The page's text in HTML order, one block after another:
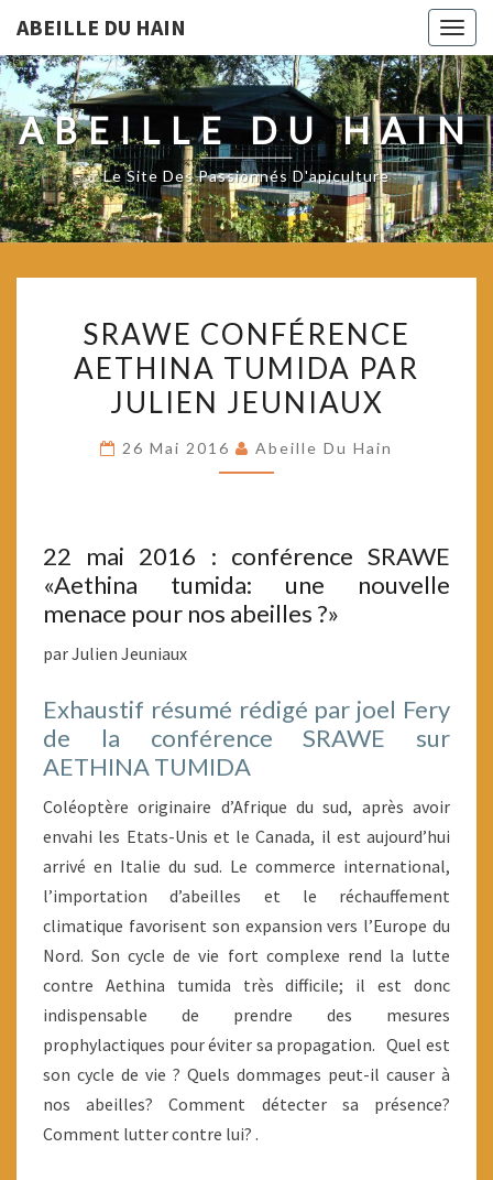
ABEILLE DU HAIN
ABEILLE DU HAIN
Le Site Des Passionnés D'apiculture
CONFÉRENCE
AETHINA
TUMIDA
JULIEN
SRAWE CONFÉRENCE
AETHINA TUMIDA PAR
JULIEN JEUNIAUX
26 Mai 2016 Abeille Du Hain
22 mai 2016 : conférence SRAWE
«Aethina tumida: une nouvelle
menace pour nos abeilles ?»
par Julien Jeuniaux
Exhaustif résumé rédigé par joel Fery
de la conférence SRAWE sur
AETHINA TUMIDA
Coléoptère originaire d’Afrique du sud, après avoir
envahi les Etats-Unis et le Canada, il est aujourd’hui
arrivé en Italie du sud. Le commerce international,
l’importation d’abeilles et le réchauffement
climatique favorisent son expansion vers l’Europe du
Nord. Son cycle de vie fort complexe rend la lutte
contre Aethina tumida très difficile; il est donc
indispensable de prendre des mesures
prophylactiques pour éviter sa propagation. Quel est
son cycle de vie ? Quels dommages peut-il causer à
nos abeilles? Comment détecter sa présence?
Comment lutter contre lui? .